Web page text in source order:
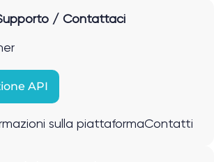
/ Contattaci
API
sulla piattaformaContatti